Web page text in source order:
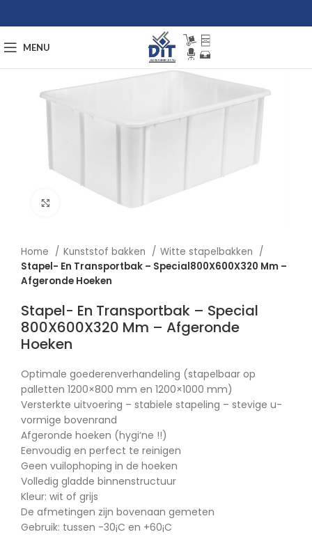
MENU
Afbeelding vergroten
Home Kunststof bakken
Witte stapelbakken
Stapel- En Transportbak – Special800X600X320 Mm –
Afgeronde Hoeken
Stapel- En Transportbak – Special
800X600X320 Mm – Afgeronde
Hoeken
Optimale goederenverhandeling (stapelbaar op
palletten 1200×800 mm en 1200×1000 mm)
Versterkte uitvoering – stabiele stapeling – stevige u-
vormige bovenrand
Afgeronde hoeken (hygi‘ne !!)
Eenvoudig en perfect te reinigen
Geen vuilophoping in de hoeken
Volledig gladde binnenstructuur
Kleur: wit of grijs
De afmetingen zijn bovenaan gemeten
Gebruik: tussen -30¡C en +60¡C